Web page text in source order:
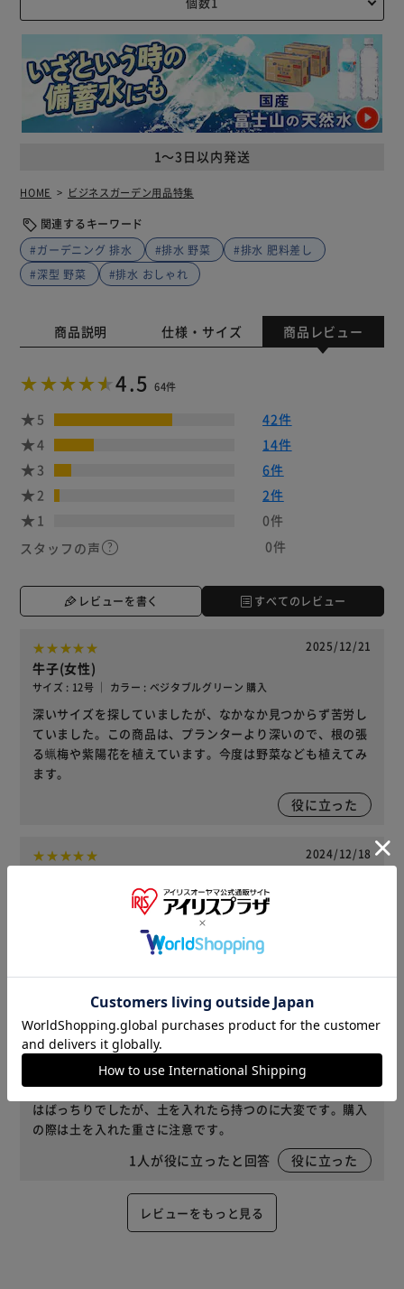
1～3日以内発送
HOME ビジネスガーデン用品特集
関連するキーワード
#ガーデニング 排水
#排水 野菜
#排水 肥料差し
#深型 野菜
#排水 おしゃれ
商品説明 仕様・サイズ 商品レビュー
4.5 64件
5
42件
4
14件
3
6件
2
2件
1
0件
スタッフの声
0件
レビューを書く すべてのレビュー
2025/12/21
牛子(女性)
サイズ : 12号 ｜ カラー : ベジタブルグリーン 購入
深いサイズを探していましたが、なかなか見つからず苦労し
ていました。この商品は、プランターより深いので、根の張
る蝋梅や紫陽花を植えています。今度は野菜なども植えてみ
ます。
役に立った
2024/12/18
サイズ : 10号 ｜ カラー : ベジタブルグリーン 購入
キウイの苗を購入したのですが、春に植え替え時で使用しよ
2023/10/18
pokopoko(男性)
サイズ : 12号 ｜ カラー : ベジタブルグリーン 購入
大きくなりすぎたパキラの植え替えに購入しました。大きさ
はばっちりでしたが、土を入れたら持つのに大変です。購入
の際は土を入れた重さに注意です。
1 人が役に立ったと回答 役に立った
レビューをもっと見る